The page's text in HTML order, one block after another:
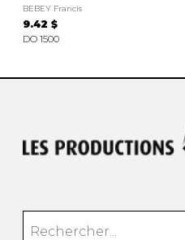
BEBEY Francis
9.42 $
DO 1500